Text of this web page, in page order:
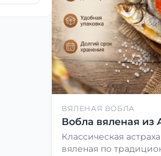
ВЯЛЕНАЯ ВОБЛА
Вобла вяленая из
Классическая
вяленая по